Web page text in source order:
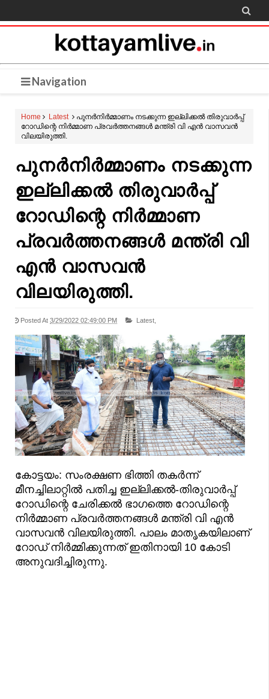

Navigation
Home Latest
പുനർനിർമ്മാണം നടക്കുന്ന ഇല്ലിക്കൽ തിരുവാർപ്പ്
റോഡിന്റെ നിർമ്മാണ പ്രവർത്തനങ്ങൾ മന്ത്രി വി എൻ വാസവൻ
വിലയിരുത്തി.
പുനർനിർമ്മാണം നടക്കുന്ന
ഇല്ലിക്കൽ തിരുവാർപ്പ്
റോഡിന്റെ നിർമ്മാണ
പ്രവർത്തനങ്ങൾ മന്ത്രി വി
എൻ വാസവൻ
വിലയിരുത്തി.
Posted At 3/29/2022 02:49:00 PM Latest,
കോട്ടയം: സംരക്ഷണ ഭിത്തി തകർന്ന്
മീനച്ചിലാറ്റിൽ പതിച്ച ഇല്ലിക്കൽ-തിരുവാർപ്പ്
റോഡിന്റെ ചേരിക്കൽ ഭാഗത്തെ റോഡിന്റെ
നിർമ്മാണ പ്രവർത്തനങ്ങൾ മന്ത്രി വി എൻ
വാസവൻ വിലയിരുത്തി. പാലം മാതൃകയിലാണ്
റോഡ് നിർമ്മിക്കുന്നത് ഇതിനായി 10 കോടി
അനുവദിച്ചിരുന്നു.